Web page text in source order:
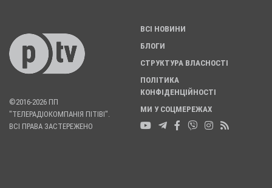
©2016-2026 ПП
"ТЕЛЕРАДІОКОМПАНІЯ ПІТІВІ".
ВСІ ПРАВА ЗАСТЕРЕЖЕНО
ВСІ НОВИНИ
БЛОГИ
СТРУКТУРА ВЛАСНОСТІ
ПОЛІТИКА
КОНФІДЕНЦІЙНОСТІ
МИ У СОЦМЕРЕЖАХ